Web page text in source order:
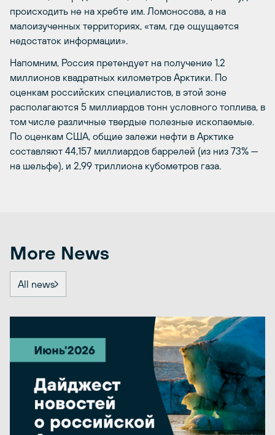
происходить не на хребте им. Ломоносова, а на
малоизученных территориях, «там, где ощущается
недостаток информации».
Напомним, Россия претендует на получение 1,2
миллионов квадратных километров Арктики. По
оценкам российских специалистов, в этой зоне
располагаются 5 миллиардов тонн условного топлива, в
том числе различные твердые полезные ископаемые.
По оценкам США, общие залежи нефти в Арктике
составляют 44,157 миллиардов баррелей (из низ 73% —
на шельфе), и 2,99 триллиона кубометров газа.
More News
All news